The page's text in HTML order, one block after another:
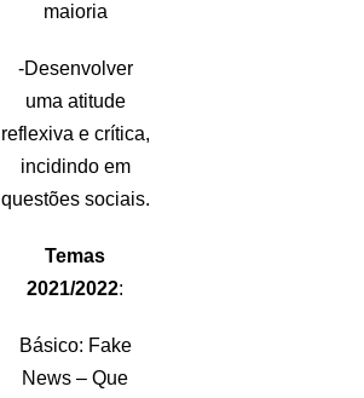
maioria
-Desenvolver
uma atitude
reflexiva e crítica,
incidindo em
questões sociais.
Temas
2021/2022:
Básico: Fake
News – Que